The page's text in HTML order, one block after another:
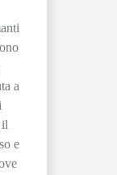
a
il
e